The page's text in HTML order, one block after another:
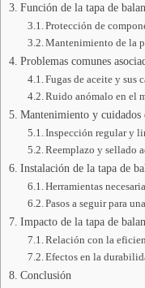
Función de la tapa de
Protección de
Mantenimiento de la
Problemas comunes
Fugas de aceite y sus
Ruido anómalo en el
Mantenimiento y cuidados
Inspección regular y
Reemplazo y sellado
Instalación de la tapa de
Herramientas
Pasos a seguir para
Impacto de la tapa de
Relación con la
Efectos en la
Conclusión